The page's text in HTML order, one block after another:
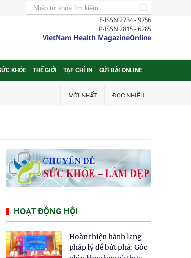
E-ISSN 2734 - 9756
P-ISSN 2815 - 6285
VietNam Health MagazineOnline
KHỎE THẾ GIỚI TẠP CHÍ IN GỬI BÀI ONLINE
MỚI NHẤT ĐỌC NHIỀU
HOẠT ĐỘNG HỘI
Hoàn thiện hành lang
pháp lý để bứt phá: Góc